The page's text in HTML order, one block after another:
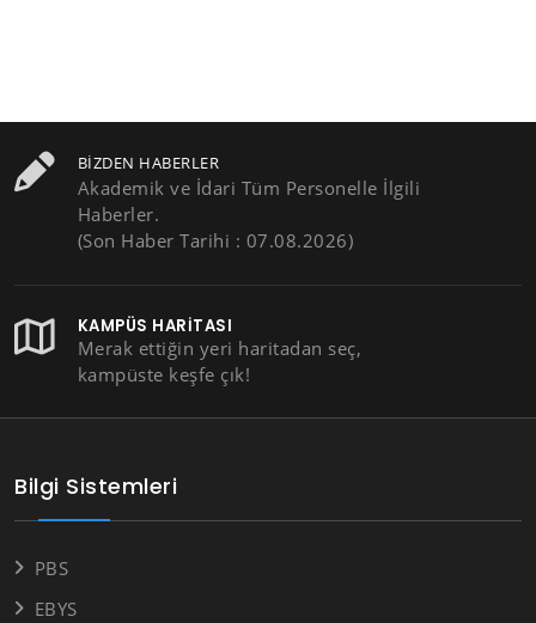
BIZDEN HABERLER
Akademik ve İdari Tüm Personelle İlgili
Haberler.
(Son Haber Tarihi : 07.08.2026)
KAMPÜS HARITASI
Merak ettiğin yeri haritadan seç,
kampüste keşfe çık!
Bilgi Sistemleri
PBS
EBYS